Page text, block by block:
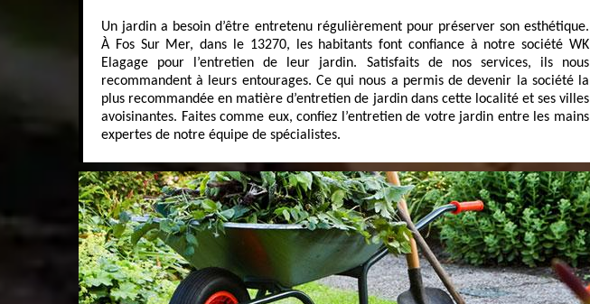
Un jardin a besoin d’être entretenu régulièrement pour préserver son esthétique.
À Fos Sur Mer, dans le 13270, les habitants font confiance à notre société WK
Elagage pour l’entretien de leur jardin. Satisfaits de nos services, ils nous
recommandent à leurs entourages. Ce qui nous a permis de devenir la société la
plus recommandée en matière d’entretien de jardin dans cette localité et ses villes
avoisinantes. Faites comme eux, confiez l’entretien de votre jardin entre les mains
expertes de notre équipe de spécialistes.